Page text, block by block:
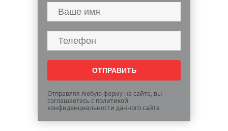
Отправляя любую форму на сайте, вы
соглашаетесь с политикой
конфиденциальности данного сайта